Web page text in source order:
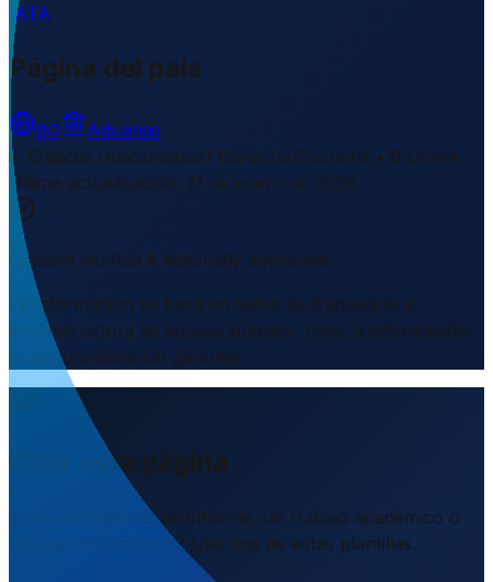
IATA
Página del país
BO
Aduanas
Enlaces relacionados1 Bereiche/Sections • 8 Links▾
Última actualización: 31 de enero de 2026
Content verified & editorially approved
La información se basa en datos de transporte e
infraestructura de acceso público. Toda la información
se proporciona sin garantía.
Citar esta página
¿Está escribiendo un informe, un trabajo académico o
un post en LinkedIn? Use una de estas plantillas.